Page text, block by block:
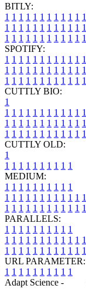
BITLY:
1 1 1 1 1 1 1 1 1 1 1 1
1 1 1 1 1 1 1 1 1 1 1 1
1 1 1 1 1 1 1 1 1 1 1 1
SPOTIFY:
1 1 1 1 1 1 1 1 1 1 1 1
1 1 1 1 1 1 1 1 1 1 1 1
1 1 1 1 1 1 1 1 1 1 1 1
CUTTLY BIO:
1
1 1 1 1 1 1 1 1 1 1 1 1
1 1 1 1 1 1 1 1 1 1 1 1
1 1 1 1 1 1 1 1 1 1 1 1
CUTTLY OLD:
1
1 1 1 1 1 1 1 1 1 1
MEDIUM:
1 1 1 1 1 1 1 1 1 1
1 1 1 1 1 1 1 1 1 1 1 1
1 1 1 1 1 1 1 1 1 1 1 1
PARALLELS:
1 1 1 1 1 1 1 1 1 1
1 1 1 1 1 1 1 1 1 1 1 1
1 1 1 1 1 1 1 1 1 1 1 1
URL PARAMETER:
1 1 1 1 1 1 1 1 1 1
Adapt Science -